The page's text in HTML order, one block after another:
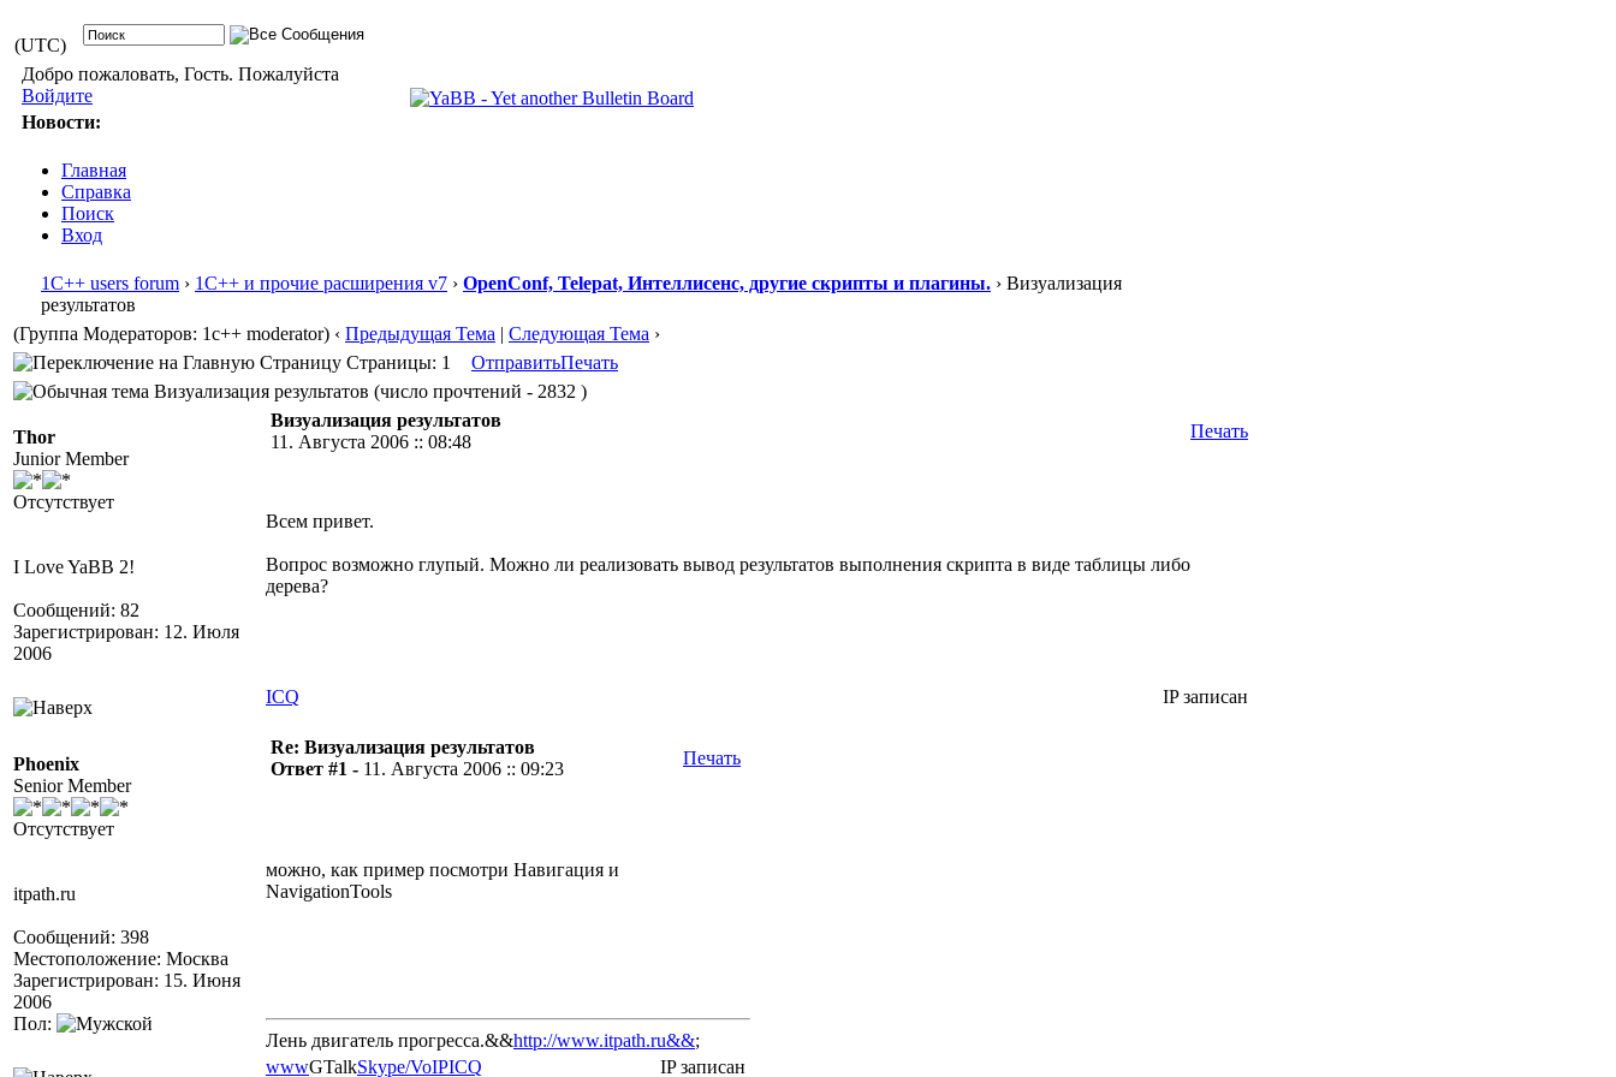
(UTC)
Добро пожаловать, Гость. Пожалуйста
Войдите
Новости:
Главная
Справка
Поиск
Вход
1С++ users forum › 1С++ и прочие расширения v7 › OpenConf, Telepat, Интеллисенс, другие скрипты и плагины. › Визуализация
результатов
(Группа Модераторов: 1c++ moderator) ‹ Предыдущая Тема | Следующая Тема ›
Страницы: 1
ОтправитьПечать
Визуализация результатов (число прочтений - 2832 )
Thor
Junior Member
Отсутствует
I Love YaBB 2!
Сообщений: 82
Зарегистрирован: 12. Июля
2006
Визуализация результатов
11. Августа 2006 :: 08:48
Печать
Всем привет.
Вопрос возможно глупый. Можно ли реализовать вывод результатов выполнения скрипта в виде таблицы либо
дерева?
ICQ IP записан
Phoenix
Senior Member
Отсутствует
itpath.ru
Сообщений: 398
Местоположение: Москва
Зарегистрирован: 15. Июня
2006
Пол:
Re: Визуализация результатов
Ответ #1 - 11. Августа 2006 :: 09:23
Печать
можно, как пример посмотри Навигация и
NavigationTools
Лень двигатель прогресса.&&http://www.itpath.ru&&;
wwwGTalkSkype/VoIPICQ IP записан